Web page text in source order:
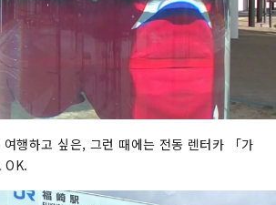
행하고 싶은, 그런 때에는 전동 렌터카 「가
OK.